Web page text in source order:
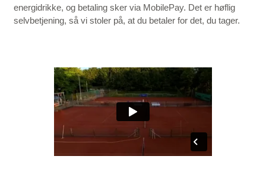
energidrikke, og betaling sker via MobilePay. Det er høflig
selvbetjening, så vi stoler på, at du betaler for det, du tager.